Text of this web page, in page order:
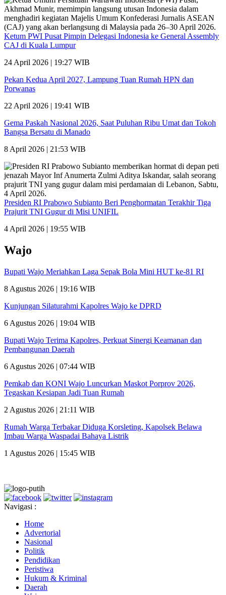
Ketum PWI Pusat Pimpin Delegasi Indonesia ke General Assembly
CAJ di Kuala Lumpur
24 April 2026 | 19:27 WIB
Pekan Kedua April 2027, Lampung Tuan Rumah HPN dan
Porwanas
22 April 2026 | 19:41 WIB
Gema Paskah Nasional 2026, Saat Puluhan Ribu Umat dan Tokoh
Bangsa Bersatu di Manado
8 April 2026 | 21:53 WIB
Presiden RI Prabowo Subianto Beri Penghormatan Terakhir Tiga
Prajurit TNI Gugur di Misi UNIFIL
4 April 2026 | 19:55 WIB
Wajo
Bupati Wajo Meriahkan Laga Sepak Bola Mini HUT ke-81 RI
8 Agustus 2026 | 19:16 WIB
Kunjungan Silaturahmi Kapolres Wajo ke DPRD
6 Agustus 2026 | 19:04 WIB
Bupati Wajo Terima Kapolres, Perkuat Sinergi Keamanan dan
Pembangunan Daerah
6 Agustus 2026 | 07:44 WIB
Pemkab dan KONI Wajo Luncurkan Maskot Porprov 2026,
Tegaskan Kesiapan Jadi Tuan Rumah
2 Agustus 2026 | 21:11 WIB
Rumah Warga Terbakar Diduga Korsleting, Kapolsek Belawa
Imbau Warga Waspadai Bahaya Listrik
1 Agustus 2026 | 15:45 WIB
Navigasi :
Home
Advertorial
Nasional
Politik
Pendidikan
Peristiwa
Hukum & Kriminal
Daerah